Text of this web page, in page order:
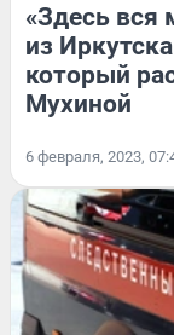
«Здесь вся
из
который
Мухиной
6 февраля, 2023,